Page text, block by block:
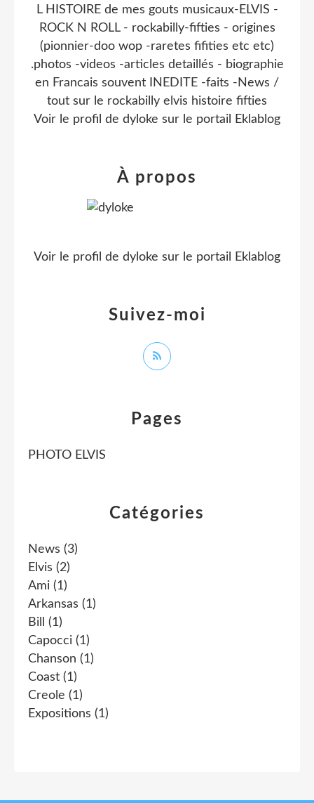
Catégories
News (3)
Elvis (2)
Ami (1)
Arkansas (1)
Bill
(1)
Capocci (1)
Chanson (1)
Coast (1)
Creole (1)
Expositions (1)
Pages
PHOTO ELVIS
L HISTOIRE de mes gouts musicaux-ELVIS -
ROCK N ROLL - rockabilly-fifties - origines
(pionnier-doo wop -raretes fifities etc etc)
.photos -videos -articles detaillés - biographie
en Francais souvent INEDITE -faits -News /
tout sur le rockabilly elvis histoire fifties
Voir le profil de dyloke sur le portail Eklablog
Suivez-moi
À propos
Voir le profil de dyloke sur le portail Eklablog